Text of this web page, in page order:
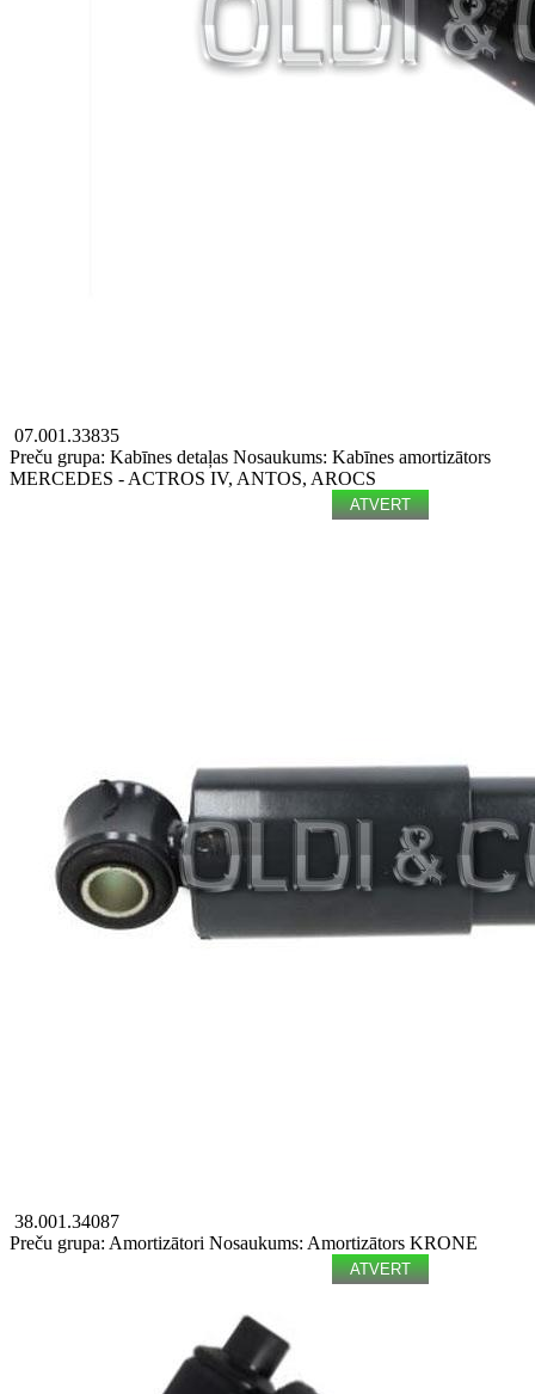
07.001.33835
Preču grupa: Kabīnes detaļas Nosaukums: Kabīnes amortizātors
MERCEDES - ACTROS IV, ANTOS, AROCS
ATVERT
38.001.34087
Preču grupa: Amortizātori Nosaukums: Amortizātors KRONE
ATVERT